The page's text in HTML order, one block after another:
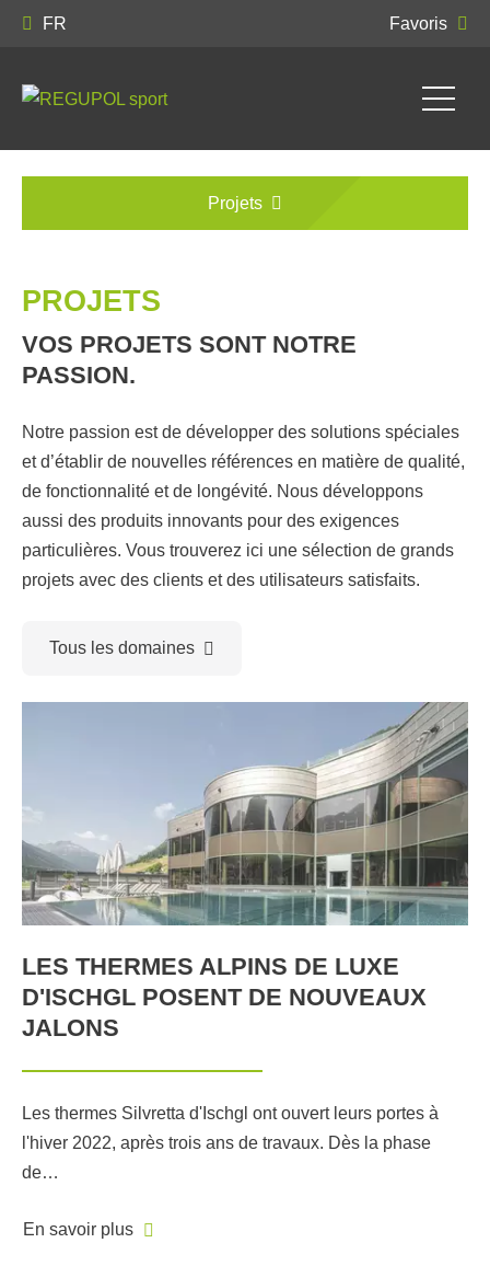
FR Favoris
Projets
PROJETS
VOS PROJETS SONT NOTRE
PASSION.
Notre passion est de développer des solutions spéciales
et d’établir de nouvelles références en matière de qualité,
de fonctionnalité et de longévité. Nous développons
aussi des produits innovants pour des exigences
particulières. Vous trouverez ici une sélection de grands
projets avec des clients et des utilisateurs satisfaits.
Tous les domaines
LES THERMES ALPINS DE LUXE
D'ISCHGL POSENT DE NOUVEAUX
JALONS
Les thermes Silvretta d'Ischgl ont ouvert leurs portes à
l'hiver 2022, après trois ans de travaux. Dès la phase
de…
En savoir plus